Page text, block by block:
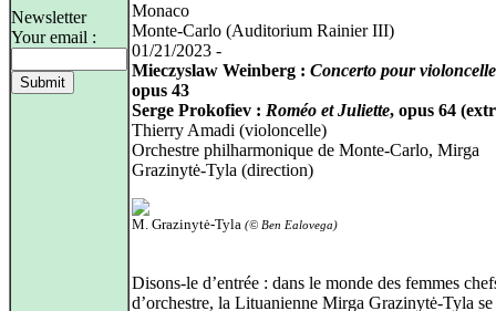
Newsletter
Your email :
Monaco
Monte-Carlo (Auditorium Rainier III)
01/21/2023 -
Mieczyslaw Weinberg : Concerto pour violoncelle
opus 43
Serge Prokofiev : Roméo et Juliette, opus 64
Thierry Amadi (violoncelle)
Orchestre philharmonique de Monte‑Carlo, Mirga
Grazinytė‑Tyla (direction)
M. Grazinytė‑Tyla (© Ben Ealovega)
Disons‑le d’entrée : dans le monde des femmes
d’orchestre, la Lituanienne Mirga Grazinytė‑Tyla se